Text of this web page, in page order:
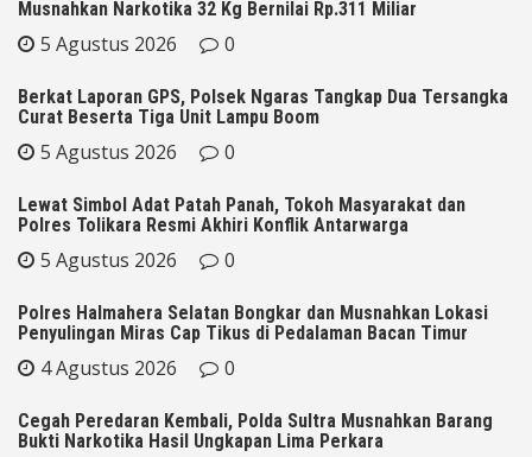
Musnahkan Narkotika 32 Kg Bernilai Rp.311 Miliar
5 Agustus 2026 0
Berkat Laporan GPS, Polsek Ngaras Tangkap Dua Tersangka
Curat Beserta Tiga Unit Lampu Boom
5 Agustus 2026 0
Lewat Simbol Adat Patah Panah, Tokoh Masyarakat dan
Polres Tolikara Resmi Akhiri Konflik Antarwarga
5 Agustus 2026 0
Polres Halmahera Selatan Bongkar dan Musnahkan Lokasi
Penyulingan Miras Cap Tikus di Pedalaman Bacan Timur
4 Agustus 2026 0
Cegah Peredaran Kembali, Polda Sultra Musnahkan Barang
Bukti Narkotika Hasil Ungkapan Lima Perkara